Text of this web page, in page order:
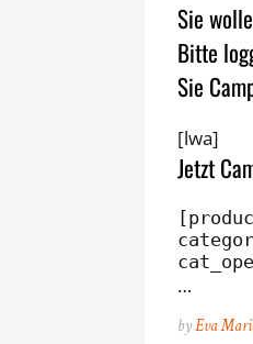
Sie
Bitte
Sie
[lwa]
Jetzt
…
byEva